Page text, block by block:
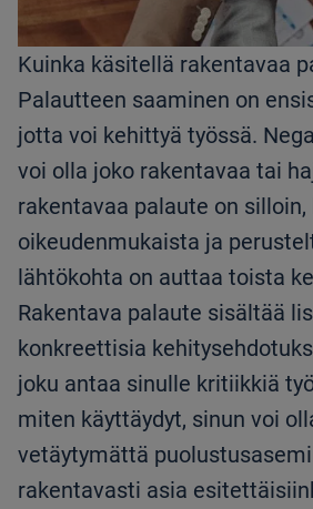
Kuinka käsitellä rakentavaa
Palautteen saaminen on
jotta voi kehittyä työssä.
voi olla joko rakentavaa tai
rakentavaa palaute on silloin,
oikeudenmukaista ja
lähtökohta on auttaa toista
Rakentava palaute sisältää
konkreettisia
joku antaa sinulle kritiikkiä
miten käyttäydyt, sinun voi
vetäytymättä
rakentavasti asia